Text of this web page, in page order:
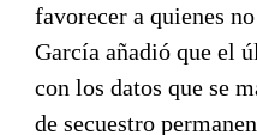
favorecer a quienes
García añadió que el
con los datos que se
de secuestro